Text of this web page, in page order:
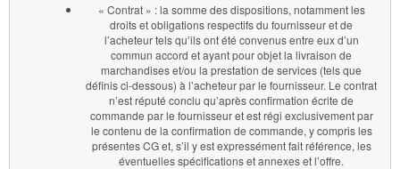
« Contrat » : la somme des dispositions, notamment les
droits et obligations respectifs du fournisseur et de
l’acheteur tels qu’ils ont été convenus entre eux d’un
commun accord et ayant pour objet la livraison de
marchandises et/ou la prestation de services (tels que
définis ci-dessous) à l’acheteur par le fournisseur. Le contrat
n’est réputé conclu qu’après confirmation écrite de
commande par le fournisseur et est régi exclusivement par
le contenu de la confirmation de commande, y compris les
présentes CG et, s’il y est expressément fait référence, les
éventuelles spécifications et annexes et l’offre.